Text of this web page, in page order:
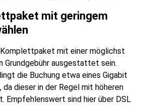
mit geringem
mit einer möglichst
Grundgebühr ausgestattet sein.
die Buchung etwa eines Gigabit
da dieser in der Regel mit höheren
Empfehlenswert sind hier über DSL